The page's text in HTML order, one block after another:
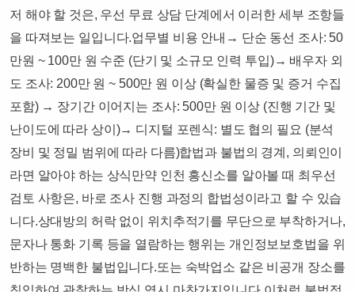
저 해야 할 것은, 우선 무료 상담 단계에서 이러한 세부 조항들
을 따져보는 일입니다.​​업무별 비용 안내​→ 단순 동선 조사: 50
만원 ~ 100만 원 수준 (단기 및 소규모 인력 투입)→ 배우자 외
도 조사: 200만 원 ~ 500만 원 이상 (확실한 물증 및 증거 수집
포함) → 장기간 이어지는 조사: 500만 원 이상 (진행 기간 및
난이도에 따라 상이)→ 디지털 포렌식: 별도 협의 필요 (분석
장비 및 정밀 범위에 따라 다름)​​합법과 불법의 경계, 의뢰인이
라면 알아야 하는 상식​​​​만약 인천 흥신소를 알아볼 때 최우선
검토 사항은, 바로 조사 진행 과정의 합법성이라고 할 수 있습
니다.​상대방의 허락 없이 위치추적기를 무단으로 부착하거나,
문자나 통화 기록 등을 열람하는 행위는 개인정보보호법을 위
반하는 명백한 불법입니다.​또는 숙박업소 같은 비공개 장소를